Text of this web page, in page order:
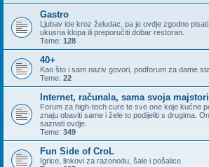
Gastro
Ljubav ide kroz želudac, pa je ovdje zgodno
ukusna klopa ili preporučiti dobar restoran.
Teme: 128
40+
Kao što i sam naziv govori, podforum za dame
Teme: 22
Internet, računala, sama svoja
Forum za high-tech cure te sve one koje kućne
znaju obaviti same i žele to podijeliti s drugima.
saznati ovdje.
Teme: 349
Fun Side of CroL
Igrice, linkovi za razonodu, šale i pošalice.